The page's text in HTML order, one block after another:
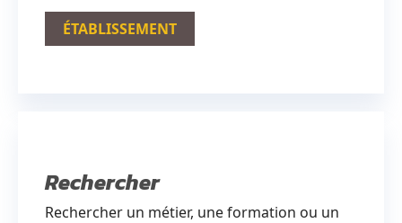
ÉTABLISSEMENT
Rechercher
Rechercher un métier, une formation ou un